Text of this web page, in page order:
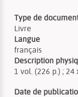
Type de
Livre
Langue
français
Description
1 vol. (226 p.) ; 24
Date de